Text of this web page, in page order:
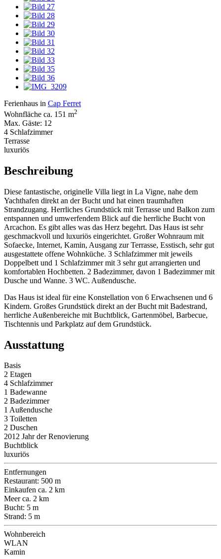
Ferienhaus in Cap Ferret
Wohnfläche ca. 151 m2
Max. Gäste: 12
4 Schlafzimmer
Terrasse
luxuriös
Beschreibung
Diese fantastische, originelle Villa liegt in La Vigne, nahe dem
Yachthafen direkt an der Bucht und hat einen traumhaften
Strandzugang. Herrliches Grundstück mit Terrasse und Balkon zum
entspannen und umwerfendem Blick auf die herrliche Bucht von
Arcachon. Es gibt alles was das Herz begehrt. Das Haus ist sehr
geschmackvoll und luxuriös eingerichtet. Großer Wohnraum mit
Sofaecke, Internet, Kamin, Ausgang zur Terrasse, Esstisch, sehr gut
ausgestattete offene Wohnküche. 3 Schlafzimmer mit jeweils
Doppelbett und 1 Schlafzimmer mit 3 sehr gut arrangierten und
komfortablen Hochbetten. 2 Badezimmer, davon 1 Badezimmer mit
Dusche und Wanne. 3 WC. Außendusche.
Das Haus ist ideal für eine Konstellation von 6 Erwachsenen und 6
Kindern. Großes Grundstück direkt an der Bucht mit Badestrand,
herrliche Außenbereiche mit Buchtblick, Gartenmöbel, Barbecue,
Tischtennis und Parkplatz auf dem Grundstück.
Ausstattung
Basis
2 Etagen
4 Schlafzimmer
1 Badewanne
2 Badezimmer
1 Außendusche
3 Toiletten
2 Duschen
2012 Jahr der Renovierung
Buchtblick
luxuriös
Entfernungen
Restaurant: 500 m
Einkaufen ca. 2 km
Meer ca. 2 km
Bucht: 5 m
Strand: 5 m
Wohnbereich
WLAN
Kamin